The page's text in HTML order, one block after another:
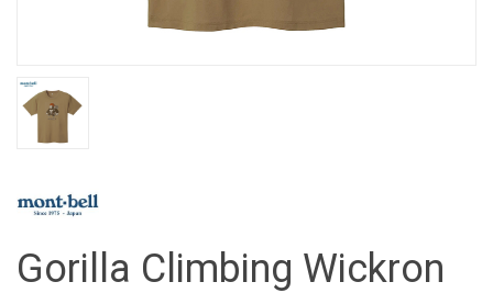
Gorilla Climbing Wickron